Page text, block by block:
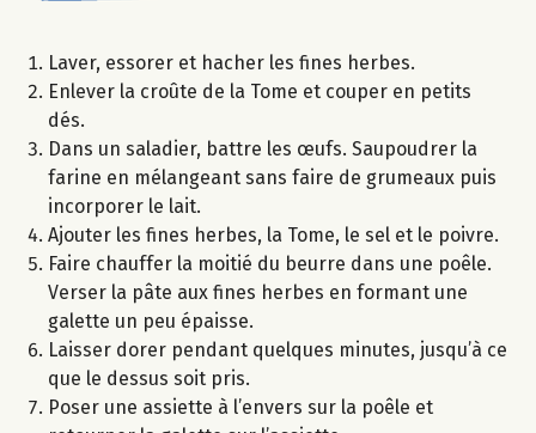
Laver, essorer et hacher les fines herbes.
Enlever la croûte de la Tome et couper en petits
dés.
Dans un saladier, battre les œufs. Saupoudrer la
farine en mélangeant sans faire de grumeaux puis
incorporer le lait.
Ajouter les fines herbes, la Tome, le sel et le poivre.
Faire chauffer la moitié du beurre dans une poêle.
Verser la pâte aux fines herbes en formant une
galette un peu épaisse.
Laisser dorer pendant quelques minutes, jusqu’à ce
que le dessus soit pris.
Poser une assiette à l’envers sur la poêle et